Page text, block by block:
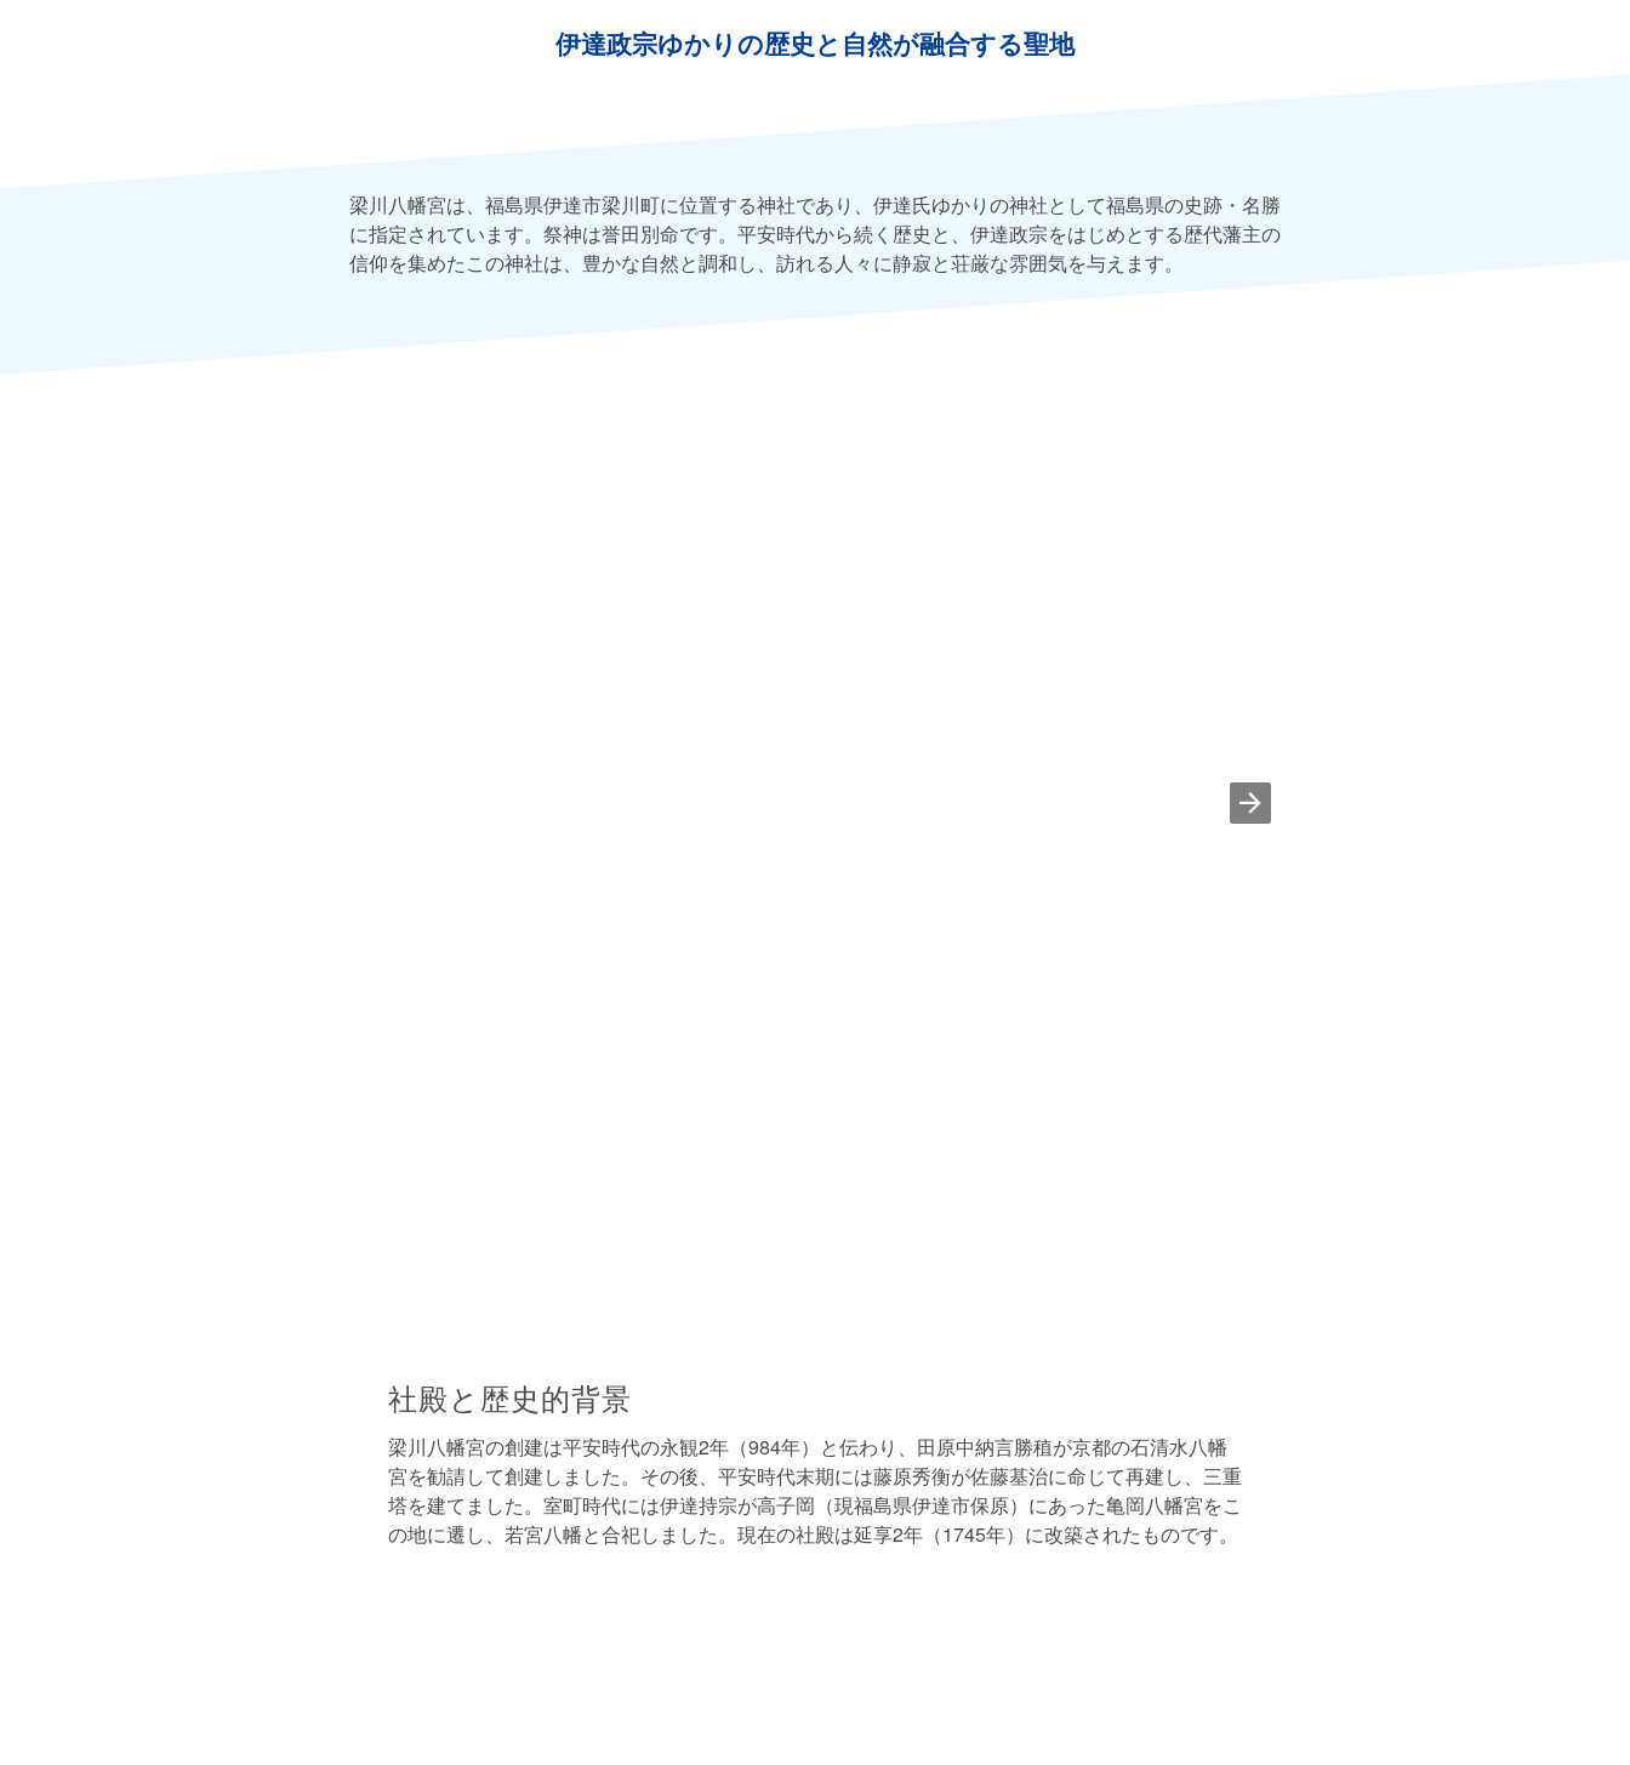
伊達政宗ゆかりの歴史と自然が融合する聖地
梁川八幡宮は、福島県伊達市梁川町に位置する神社であり、伊達氏ゆかりの神社として福島県の史跡・名勝
に指定されています。祭神は誉田別命です。平安時代から続く歴史と、伊達政宗をはじめとする歴代藩主の
信仰を集めたこの神社は、豊かな自然と調和し、訪れる人々に静寂と荘厳な雰囲気を与えます。
社殿と歴史的背景
梁川八幡宮の創建は平安時代の永観2年（984年）と伝わり、田原中納言勝稙が京都の石清水八幡
宮を勧請して創建しました。その後、平安時代末期には藤原秀衡が佐藤基治に命じて再建し、三重
塔を建てました。室町時代には伊達持宗が高子岡（現福島県伊達市保原）にあった亀岡八幡宮をこ
の地に遷し、若宮八幡と合祀しました。現在の社殿は延享2年（1745年）に改築されたものです。